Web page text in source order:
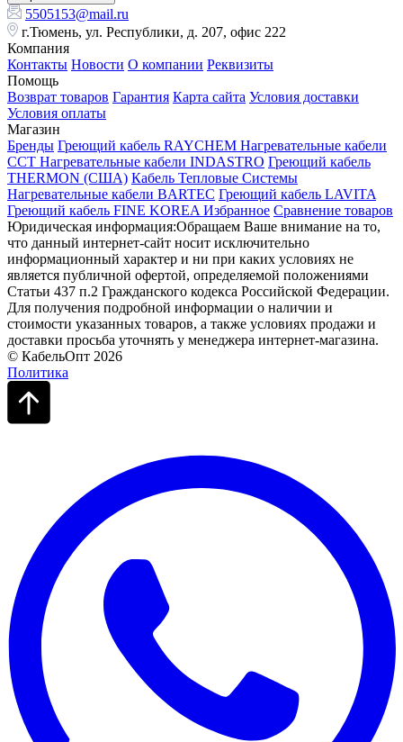
5505153@mail.ru
г.Тюмень, ул. Республики, д. 207, офис 222
Компания
Контакты Новости О компании Реквизиты
Помощь
Возврат товаров Гарантия Карта сайта Условия доставки
Условия оплаты
Магазин
Бренды Греющий кабель RAYCHEM Нагревательные кабели
ССТ Нагревательные кабели INDASTRO Греющий кабель
THERMON (США) Кабель Тепловые Системы
Нагревательные кабели BARTEC Греющий кабель LAVITA
Греющий кабель FINE KOREA Избранное Сравнение товаров
Юридическая информация:Обращаем Ваше внимание на то,
что данный интернет-сайт носит исключительно
информационный характер и ни при каких условиях не
является публичной офертой, определяемой положениями
Статьи 437 п.2 Гражданского кодекса Российской Федерации.
Для получения подробной информации о наличии и
стоимости указанных товаров, а также условиях продажи и
доставки просьба уточнять у менеджера интернет-магазина.
© КабельОпт 2026
Политика